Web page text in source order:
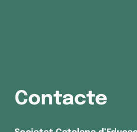
Contacte